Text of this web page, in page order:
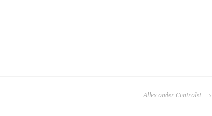
Alles onder Controle!